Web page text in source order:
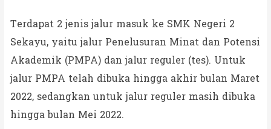
Terdapat 2 jenis jalur masuk ke SMK Negeri 2
Sekayu, yaitu jalur Penelusuran Minat dan Potensi
Akademik (PMPA) dan jalur reguler (tes). Untuk
jalur PMPA telah dibuka hingga akhir bulan Maret
2022, sedangkan untuk jalur reguler masih dibuka
hingga bulan Mei 2022.